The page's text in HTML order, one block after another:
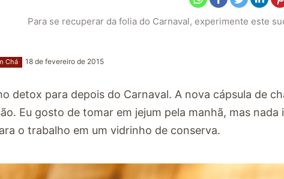
Para se recuperar da folia do Carnaval, experimente este
Chá 18 de fevereiro de 2015
detox para depois do Carnaval. A nova cápsula de
Eu gosto de tomar em jejum pela manhã, mas nada
o trabalho em um vidrinho de conserva.